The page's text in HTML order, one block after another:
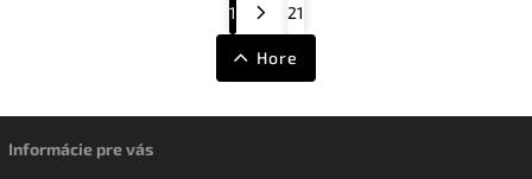
1 21
Hore
Informácie pre vás